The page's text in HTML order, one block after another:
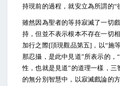
持現前的過程，就安立為所謂的“
雖然因為聖者的等持寂滅了一切
持，但並不表示根本不存在一切
加行之際[頂現觀品第五]，以“施
那忍攝，是此中見道”所表示的，
性，也就是見道”的道理一樣，三
的無分別智慧中，以寂滅戲論的方